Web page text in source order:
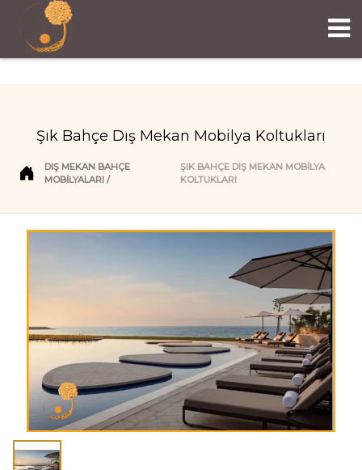
Şık Bahçe Dış Mekan Mobilya Koltukları
DIŞ MEKAN BAHÇE
MOBILYALARI
ŞIK BAHÇE DIŞ MEKAN MOBILYA
KOLTUKLARI